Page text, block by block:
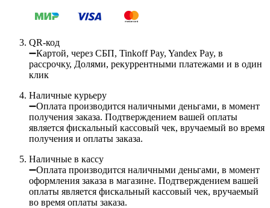
QR-код
➖Картой, через СБП, Tinkoff Pay, Yandex Pay, в
рассрочку, Долями, рекуррентными платежами и в один
клик
Наличные курьеру
➖Оплата производится наличными деньгами, в момент
получения заказа. Подтверждением вашей оплаты
является фискальный кассовый чек, вручаемый во время
получения и оплаты заказа.
Наличные в кассу
➖Оплата производится наличными деньгами, в момент
оформления заказа в магазине. Подтверждением вашей
оплаты является фискальный кассовый чек, вручаемый
во время оплаты заказа.